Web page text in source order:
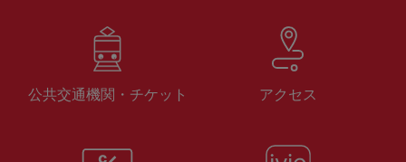
公共交通機関・チケット アクセス